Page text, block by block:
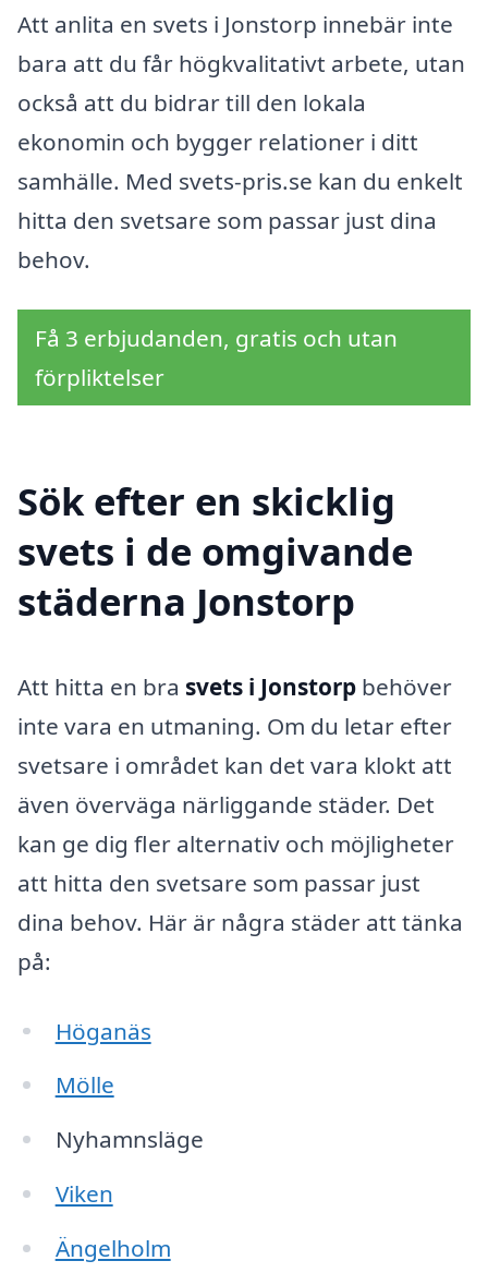
Att anlita en svets i Jonstorp innebär inte
bara att du får högkvalitativt arbete, utan
också att du bidrar till den lokala
ekonomin och bygger relationer i ditt
samhälle. Med svets-pris.se kan du enkelt
hitta den svetsare som passar just dina
behov.
Få 3 erbjudanden, gratis och utan
förpliktelser
Sök efter en skicklig
svets i de omgivande
städerna Jonstorp
Att hitta en bra svets i Jonstorp behöver
inte vara en utmaning. Om du letar efter
svetsare i området kan det vara klokt att
även överväga närliggande städer. Det
kan ge dig fler alternativ och möjligheter
att hitta den svetsare som passar just
dina behov. Här är några städer att tänka
på:
Höganäs
Mölle
Nyhamnsläge
Viken
Ängelholm